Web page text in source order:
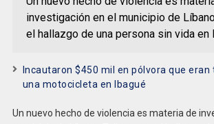
investigación en el municipio de
el hallazgo de una persona sin vida en
Incautaron $450 mil en pólvora que
una motocicleta en Ibagué
Un nuevo hecho de violencia es materia de